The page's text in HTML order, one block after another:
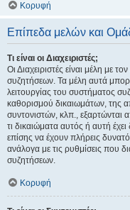
Κορυφή
Επίπεδα μελών και
Τι είναι οι Διαχειριστές;
Οι Διαχειριστές είναι μέλη με
συζητήσεων. Τα μέλη αυτά
λειτουργίας του συστήματος
καθορισμού δικαιωμάτων, της
συντονιστών, κλπ., εξαρτώνται
τι δικαιώματα αυτός ή αυτή
επίσης να έχουν πλήρεις
ανάλογα με τις ρυθμίσεις που
συζητήσεων.
Κορυφή